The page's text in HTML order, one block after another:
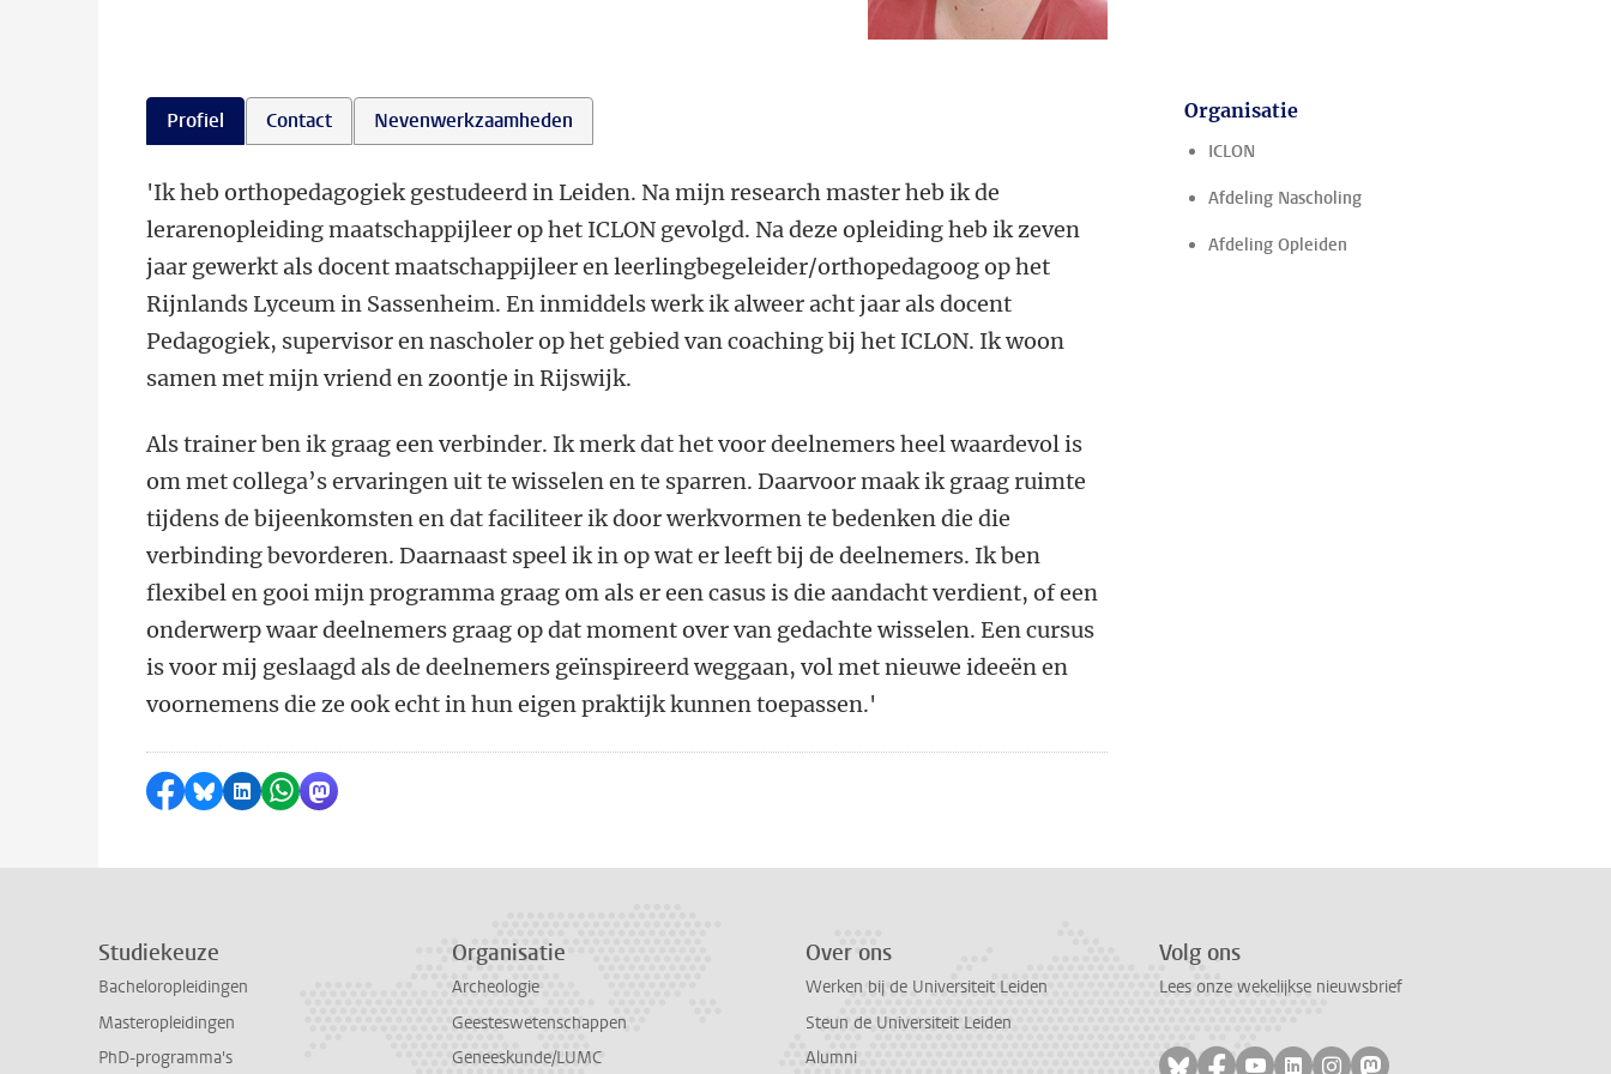
Profiel Contact Nevenwerkzaamheden
'Ik heb orthopedagogiek gestudeerd in Leiden. Na mijn research master heb ik de
lerarenopleiding maatschappijleer op het ICLON gevolgd. Na deze opleiding heb ik zeven
jaar gewerkt als docent maatschappijleer en leerlingbegeleider/orthopedagoog op het
Rijnlands Lyceum in Sassenheim. En inmiddels werk ik alweer acht jaar als docent
Pedagogiek, supervisor en nascholer op het gebied van coaching bij het ICLON. Ik woon
samen met mijn vriend en zoontje in Rijswijk.
Als trainer ben ik graag een verbinder. Ik merk dat het voor deelnemers heel waardevol is
om met collega’s ervaringen uit te wisselen en te sparren. Daarvoor maak ik graag ruimte
tijdens de bijeenkomsten en dat faciliteer ik door werkvormen te bedenken die die
verbinding bevorderen. Daarnaast speel ik in op wat er leeft bij de deelnemers. Ik ben
flexibel en gooi mijn programma graag om als er een casus is die aandacht verdient, of een
onderwerp waar deelnemers graag op dat moment over van gedachte wisselen. Een cursus
is voor mij geslaagd alsde deelnemers geïnspireerd weggaan, vol met nieuwe ideeën en
voornemens die ze ook echt in hun eigen praktijk kunnen toepassen.'
Delen op Facebook
Delen via Bluesky
Delen op LinkedIn
Delen via WhatsApp
Delen via Mastodon
Organisatie
ICLON
Afdeling Nascholing
Afdeling Opleiden
Studiekeuze
Bacheloropleidingen
Masteropleidingen
PhD-programma's
Organisatie
Archeologie
Geesteswetenschappen
Geneeskunde/LUMC
Over ons
Werken bij de Universiteit Leiden
Steun de Universiteit Leiden
Alumni
Volg ons
Lees onze wekelijkse nieuwsbrief
Volg ons op bluesky
Volg ons op facebook
Volg ons op youtube
Volg ons op linkedin
Volg ons op instagram
Volg ons op mastodon